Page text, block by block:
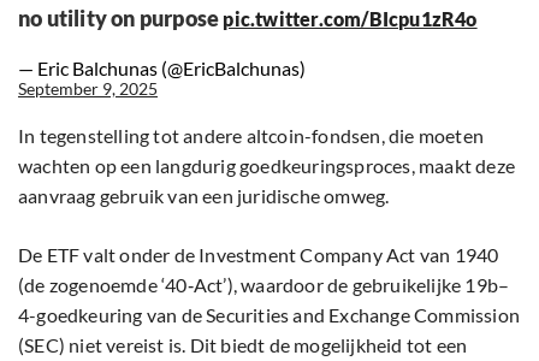
no utility on purpose pic.twitter.com/BIcpu1zR4o
— Eric Balchunas (@EricBalchunas)
September 9, 2025
In tegenstelling tot andere altcoin-fondsen, die moeten
wachten op een langdurig goedkeuringsproces, maakt deze
aanvraag gebruik van een juridische omweg.
De ETF valt onder de Investment Company Act van 1940
(de zogenoemde ‘40‑Act’), waardoor de gebruikelijke 19b–
4-goedkeuring van de Securities and Exchange Commission
(SEC) niet vereist is. Dit biedt de mogelijkheid tot een